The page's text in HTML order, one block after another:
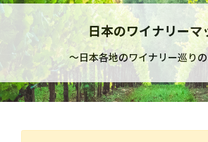
日本のワイナリーマ
～日本各地のワイナリー巡り